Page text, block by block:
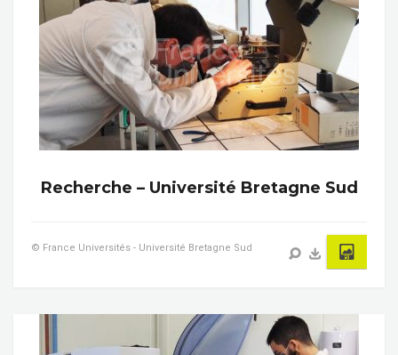
Recherche – Université Bretagne Sud
© France Universités - Université Bretagne Sud